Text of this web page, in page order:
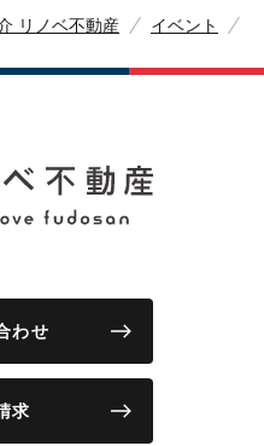
リノベ不動産 イベント
わせ
求